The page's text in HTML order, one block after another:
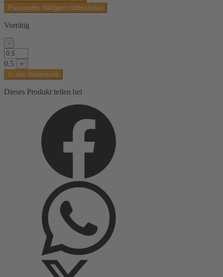
Passendes Nähgarn mitbestellen
Vorrätig
-
Baumwollstoff,
Seersucker,
hellgelb,
uni
Menge
0.5
+
In den Warenkorb
Dieses Produkt teilen bei